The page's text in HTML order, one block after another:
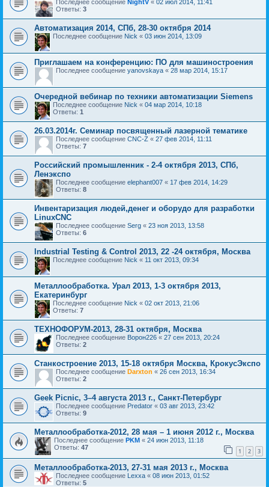
Последнее сообщение NightV« 02 июл 2014, 11:41
Ответы: 3
Автоматизация 2014, СПб, 28-30 октября 2014
Последнее сообщение Nick « 03 июн 2014, 13:09
Приглашаем на конференцию: ПО для машиностроения
Последнее сообщение yanovskaya « 28 мар 2014, 15:17
Очередной вебинар по техники автоматизации Siemens
Последнее сообщение Nick « 04 мар 2014, 10:18
Ответы: 1
26.03.2014г. Семинар посвященный лазерной тематике
Последнее сообщение CNC-Z « 27 фев 2014, 11:11
Ответы: 7
Российский промышленник - 2-4 октября 2013, СПб,
Ленэкспо
Последнее сообщение elephant007 « 17 фев 2014, 14:29
Ответы: 8
Инвентаризация людей,денег и оборудо для разработки
LinuxCNC
Последнее сообщение Serg « 23 ноя 2013, 13:58
Ответы: 6
Industrial Testing & Control 2013, 22 -24 октября, Москва
Последнее сообщение Nick « 11 окт 2013, 09:34
Металлообработка. Урал 2013, 1-3 октября 2013,
Екатеринбург
Последнее сообщение Nick « 02 окт 2013, 21:06
Ответы: 7
ТЕХНОФОРУМ-2013, 28-31 октября, Москва
Последнее сообщение Ворон226 « 27 сен 2013, 20:24
Ответы: 2
Станкостроение 2013, 15-18 октября Москва, КрокусЭкспо
Последнее сообщение Darxton « 26 сен 2013, 16:34
Ответы: 2
Geek Picnic, 3–4 августа 2013 г., Санкт-Петербург
Последнее сообщение Predator « 03 авг 2013, 23:42
Ответы: 9
Металлообработка-2012, 28 мая – 1 июня 2012 г., Москва
Последнее сообщение PKM « 24 июн 2013, 11:18
Ответы: 47 1 2 3
Металлообработка-2013, 27-31 мая 2013 г., Москва
Последнее сообщение Lexxa « 08 июн 2013, 01:52
Ответы: 5